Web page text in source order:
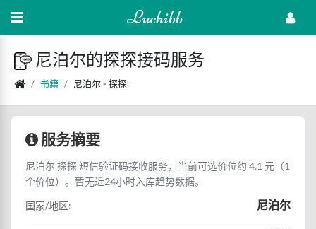
Luchibb
尼泊尔的探探接码服务
书籍 尼泊尔 - 探探
服务摘要
尼泊尔 探探 短信验证码接收服务，当前可选价位约 4.1 元（1
个价位）。暂无近24小时入库趋势数据。
国家/地区:
尼泊尔